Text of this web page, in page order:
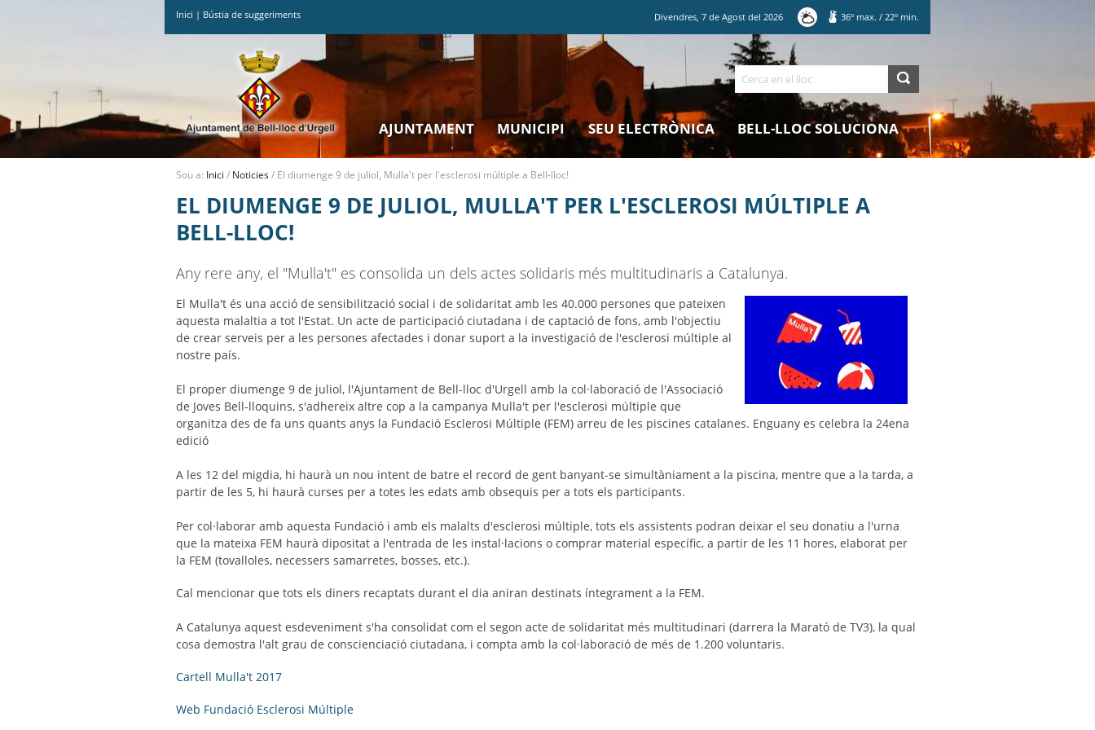
Inici | Bústia de suggeriments Divendres,7 deAgost del2026 36º max. / 22º min.
Cerca
AJUNTAMENT MUNICIPI SEU ELECTRÒNICA BELL-LLOC SOLUCIONA
Sou a: Inici / Noticies/ El diumenge 9 de juliol, Mulla't per l'esclerosi múltiple a Bell-lloc!
EL DIUMENGE 9 DE JULIOL, MULLA'T PER L'ESCLEROSI MÚLTIPLE A
BELL-LLOC!
Any rere any, el "Mulla't" es consolida un dels actes solidaris més multitudinaris a Catalunya.
El Mulla't és una acció de sensibilització social i de solidaritat amb les 40.000 persones que pateixen
aquesta malaltia a tot l'Estat. Un acte de participació ciutadana i de captació de fons, amb l'objectiu
de crear serveis per a les persones afectades i donar suport a la investigació de l'esclerosi múltiple al
nostre país.
El proper diumenge 9 de juliol, l'Ajuntament de Bell-lloc d'Urgell amb la col·laboració de l'Associació
de Joves Bell-lloquins, s'adhereix altre cop a la campanya Mulla't per l'esclerosi múltiple que
organitza des de fa uns quants anys la Fundació Esclerosi Múltiple (FEM) arreu de les piscines catalanes. Enguany es celebra la 24ena
edició
A les 12 del migdia, hi haurà un nou intent de batre el record de gent banyant-se simultàniament a la piscina, mentre que a la tarda, a
partir de les 5, hi haurà curses per a totes les edats amb obsequis per a tots els participants.
Per col·laborar amb aquesta Fundació i amb els malalts d'esclerosi múltiple, tots els assistents podran deixar el seu donatiu a l'urna
que la mateixa FEM haurà dipositat a l'entrada de les instal·lacions o comprar material específic, a partir de les 11 hores, elaborat per
la FEM (tovalloles, necessers samarretes, bosses, etc.).
Cal mencionar que tots els diners recaptats durant el dia aniran destinats íntegrament a la FEM.
A Catalunya aquest esdeveniment s'ha consolidat com el segon acte de solidaritat més multitudinari (darrera la Marató de TV3), la qual
cosa demostra l'alt grau de conscienciació ciutadana, i compta amb la col·laboració de més de 1.200 voluntaris.
Cartell Mulla't 2017
Web Fundació Esclerosi Múltiple